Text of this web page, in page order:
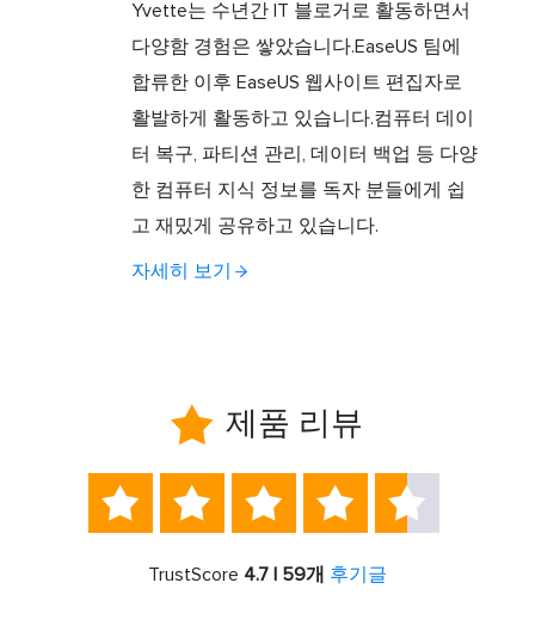
Yvette는 수년간 IT 블로거로 활동하면서
다양함 경험은 쌓았습니다.EaseUS 팀에
합류한 이후 EaseUS 웹사이트 편집자로
활발하게 활동하고 있습니다.컴퓨터 데이
터 복구, 파티션 관리, 데이터 백업 등 다양
한 컴퓨터 지식 정보를 독자 분들에게 쉽
고 재밌게 공유하고 있습니다.
자세히 보기
 제품 리뷰
    
TrustScore 4.7 | 59개 후기글